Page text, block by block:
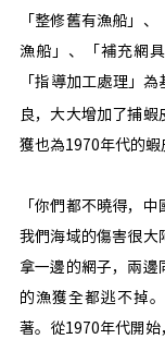
「整修舊有漁船」
漁船」、「補充網
「指導加工處理」為
良，大大增加了捕
獲也為1970年代的蝦
「你們都不曉得，
我們海域的傷害很大
拿一邊的網子，兩邊
的漁獲全都逃不掉
著。從1970年代開